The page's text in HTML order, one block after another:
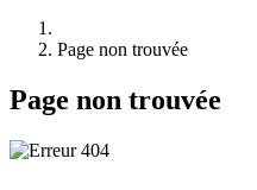
Page non trouvée
Page non trouvée